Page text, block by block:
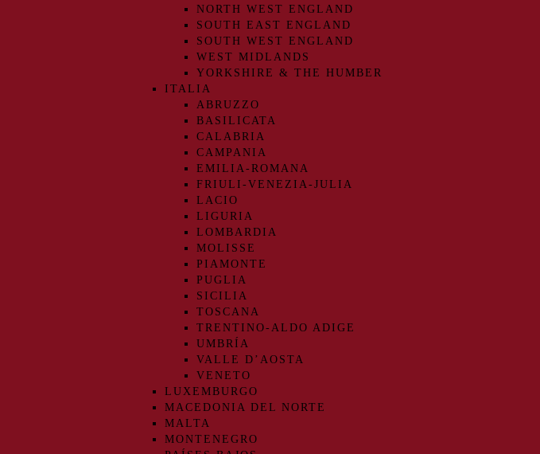
NORTH WEST ENGLAND
SOUTH EAST ENGLAND
SOUTH WEST ENGLAND
WEST MIDLANDS
YORKSHIRE & THE HUMBER
ITALIA
ABRUZZO
BASILICATA
CALABRIA
CAMPANIA
EMILIA-ROMANA
FRIULI-VENEZIA-JULIA
LACIO
LIGURIA
LOMBARDIA
MOLISSE
PIAMONTE
PUGLIA
SICILIA
TOSCANA
TRENTINO-ALDO ADIGE
UMBRÍA
VALLE D’AOSTA
VENETO
LUXEMBURGO
MACEDONIA DEL NORTE
MALTA
MONTENEGRO